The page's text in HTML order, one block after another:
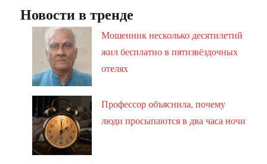
Новости в тренде
Мошенник несколько десятилетий
жил бесплатно в пятизвёздочных
отелях
Профессор объяснила, почему
люди просыпаются в два часа ночи